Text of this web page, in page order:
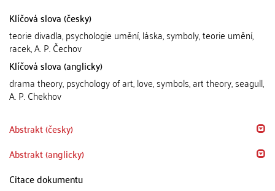
Klíčová slova (česky)
teorie divadla, psychologie umění, láska, symboly, teorie umění,
racek, A. P. Čechov
Klíčová slova (anglicky)
drama theory, psychology of art, love, symbols, art theory, seagull,
A. P. Chekhov
Abstrakt (česky)
Abstrakt (anglicky)
Citace dokumentu